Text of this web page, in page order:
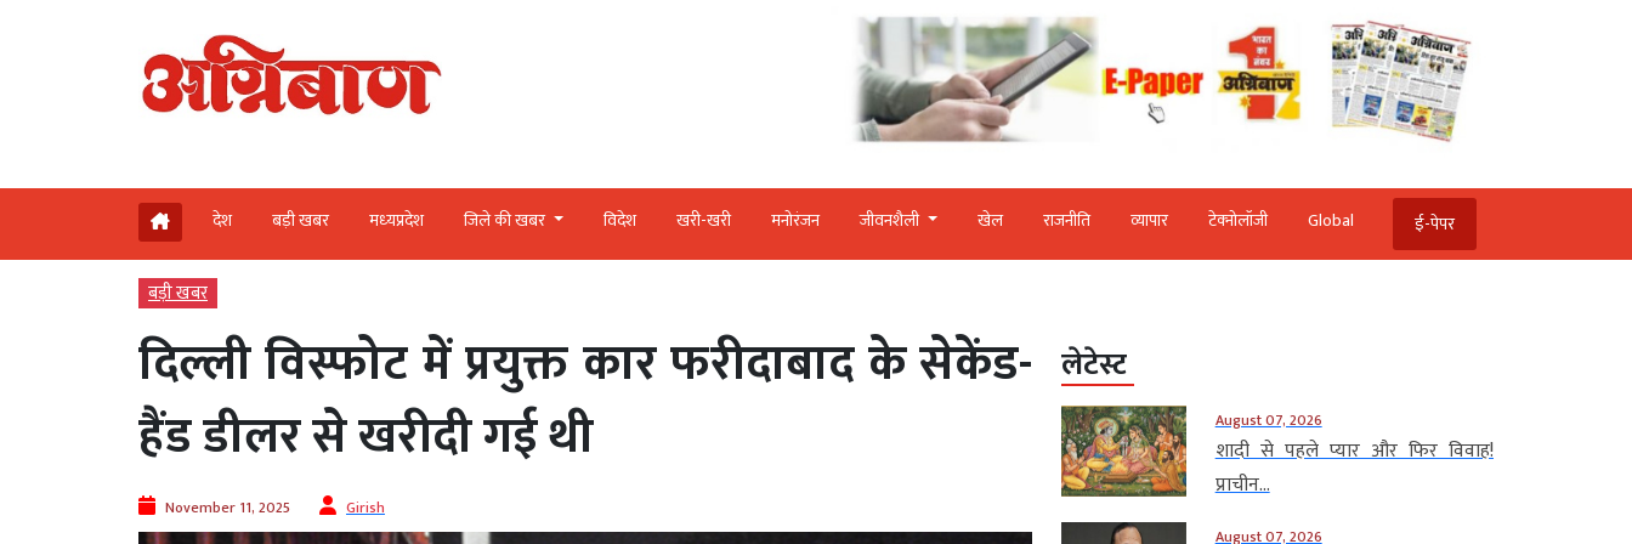
देश बड़ी खबर मध्‍यप्रदेश जिले की खबर विदेश खरी-खरी मनोरंजन जीवनशैली खेल राजनीति व्‍यापार टेक्‍नोलॉजी Global ई-पेपर
बड़ी खबर
दिल्ली विस्फोट में प्रयुक्त कार फरीदाबाद के सेकेंड-
हैंड डीलर से खरीदी गई थी
November 11, 2025 Girish
लेटेस्ट
August 07, 2026
शादी से पहले प्यार और फिर विवाह!
प्राचीन...
August 07, 2026